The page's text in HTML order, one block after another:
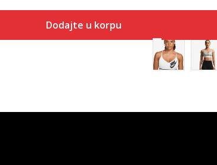
Dodajte u korpu